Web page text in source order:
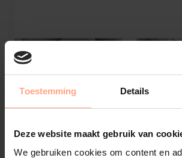
Toestemming Details
Deze website maakt gebruik van
We gebruiken cookies om content en